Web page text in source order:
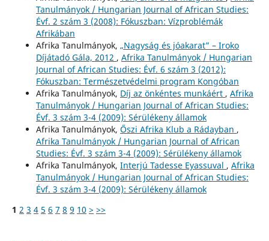
Tanulmányok / Hungarian Journal of African Studies:
Évf. 2 szám 3 (2008): Fókuszban: Vízproblémák
Afrikában
Afrika Tanulmányok, „Nagyság és jóakarat” – Iroko
Díjátadó Gála, 2012 , Afrika Tanulmányok / Hungarian
Journal of African Studies: Évf. 6 szám 3 (2012):
Fókuszban: Természetvédelmi program Kongóban
Afrika Tanulmányok, Díj az önkéntes munkáért , Afrika
Tanulmányok / Hungarian Journal of African Studies:
Évf. 3 szám 3-4 (2009): Sérülékeny államok
Afrika Tanulmányok, Őszi Afrika Klub a Rádayban ,
Afrika Tanulmányok / Hungarian Journal of African
Studies: Évf. 3 szám 3-4 (2009): Sérülékeny államok
Afrika Tanulmányok, Interjú Tadesse Eyassuval , Afrika
Tanulmányok / Hungarian Journal of African Studies:
Évf. 3 szám 3-4 (2009): Sérülékeny államok
1 2 3 4 5 6 7 8 9 10 > >>